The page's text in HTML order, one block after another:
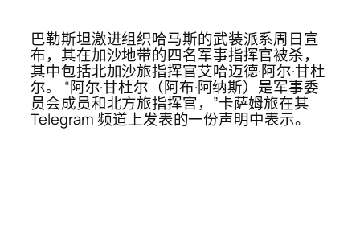
巴勒斯坦激进组织哈马斯的武装派系周日宣
布，其在加沙地带的四名军事指挥官被杀，
其中包括北加沙旅指挥官艾哈迈德·阿尔·甘杜
尔。 “阿尔·甘杜尔（阿布·阿纳斯）是军事委
员会成员和北方旅指挥官，”卡萨姆旅在其
Telegram 频道上发表的一份声明中表示。